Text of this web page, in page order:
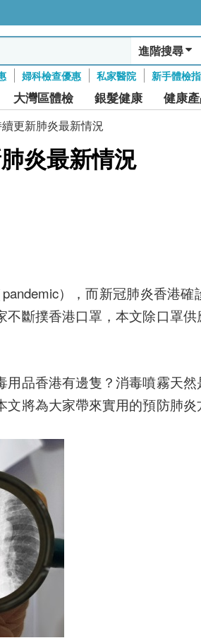
進階搜尋
婦科檢查優惠 私家醫院 新手體檢
大灣區體檢 銀髮健康 健康
更新肺炎最新情況
炎最新情況
），而新冠肺炎香港
斷撲香港口罩，本文除口罩
品香港有邊隻？消毒噴霧天
將為大家帶來實用的預防肺